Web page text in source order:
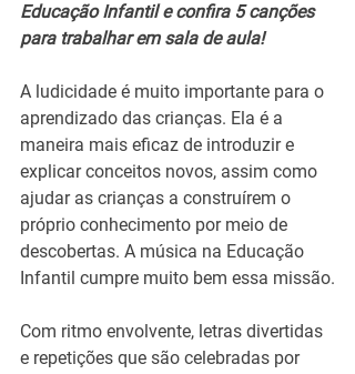
Educação Infantil e confira 5 canções
para trabalhar em sala de aula!
A ludicidade é muito importante para o
aprendizado das crianças. Ela é a
maneira mais eficaz de introduzir e
explicar conceitos novos, assim como
ajudar as crianças a construírem o
próprio conhecimento por meio de
descobertas. A música na Educação
Infantil cumpre muito bem essa missão.
Com ritmo envolvente, letras divertidas
e repetições que são celebradas por